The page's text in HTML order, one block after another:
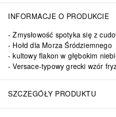
INFORMACJE O PRODUKCIE
Zmysłowość spotyka się z
Hołd dla Morza Śródziemnego
kultowy flakon w głębokim
Versace-typowy grecki wzór
SZCZEGÓŁY PRODUKTU